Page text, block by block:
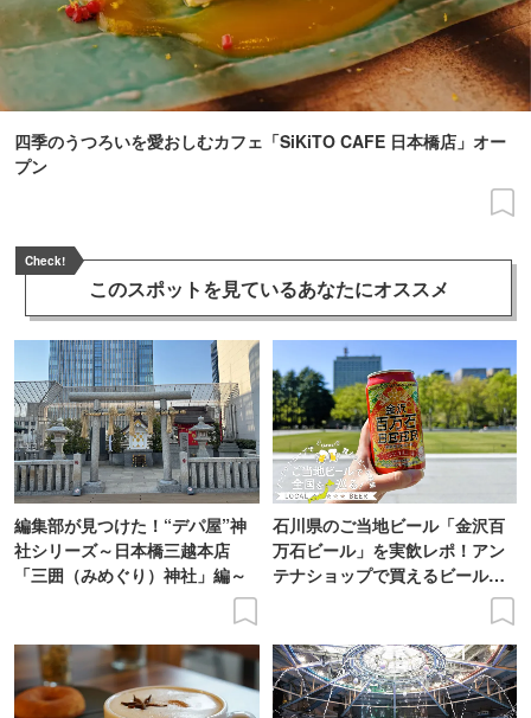
四季のうつろいを愛おしむカフェ「SiKiTO CAFE 日本橋店」オー
プン
Check!
このスポットを見ているあなたにオススメ
編集部が見つけた！“デパ屋”神
社シリーズ～日本橋三越本店
「三囲（みめぐり）神社」編～
石川県のご当地ビール「金沢百
万石ビール」を実飲レポ！アン
テナショップで買えるビール特